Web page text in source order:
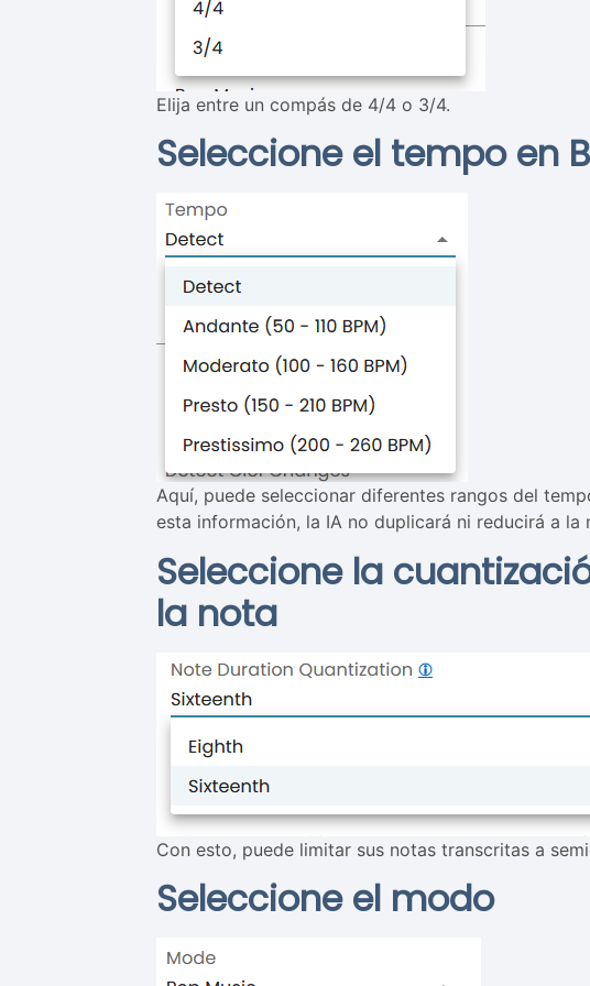
Elija entre un compás de 4/4 o 3/4.
Seleccione el tempo en
Aquí, puede seleccionar diferentes rangos del
esta información, la IA no duplicará ni reducirá a
Seleccione la
la nota
Con esto, puede limitar sus notas transcritas a
Seleccione el modo